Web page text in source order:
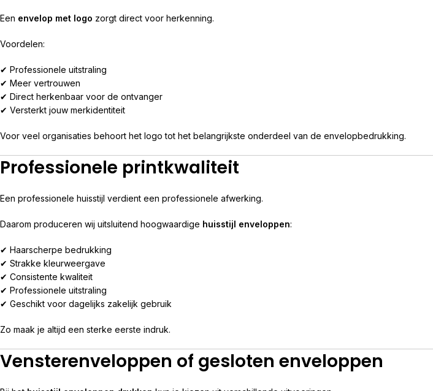
Een envelop met logo zorgt direct voor herkenning.
Voordelen:
✔ Professionele uitstraling
✔ Meer vertrouwen
✔ Direct herkenbaar voor de ontvanger
✔ Versterkt jouw merkidentiteit
Voor veel organisaties behoort het logo tot het belangrijkste onderdeel van de envelopbedrukking.
Professionele printkwaliteit
Een professionele huisstijl verdient een professionele afwerking.
Daarom produceren wij uitsluitend hoogwaardige huisstijl enveloppen:
✔ Haarscherpe bedrukking
✔ Strakke kleurweergave
✔ Consistente kwaliteit
✔ Professionele uitstraling
✔ Geschikt voor dagelijks zakelijk gebruik
Zo maak je altijd een sterke eerste indruk.
Vensterenveloppen of gesloten enveloppen